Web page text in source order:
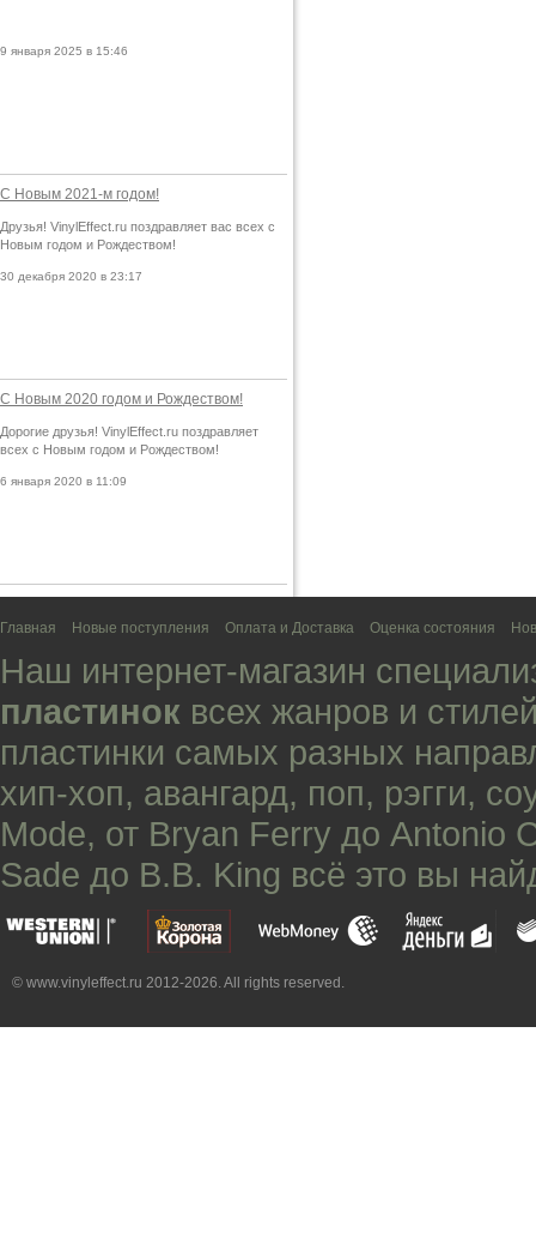
9 января 2025 в 15:46
С Новым 2021-м годом!
Друзья! VinylEffect.ru поздравляет вас всех с
Новым годом и Рождеством!
30 декабря 2020 в 23:17
С Новым 2020 годом и Рождеством!
Дорогие друзья! VinylEffect.ru поздравляет
всех с Новым годом и Рождеством!
6 января 2020 в 11:09
Главная Новые поступления Оплата и Доставка Оценка состояния
Наш интернет-магазин
пластинок всех жанров и
пластинки самых разных
хип-хоп, авангард, поп, рэгги,
Mode, от Bryan Ferry до Antonio
Sade до B.B. King всё это вы
© www.vinyleffect.ru 2012-2026. All rights reserved.